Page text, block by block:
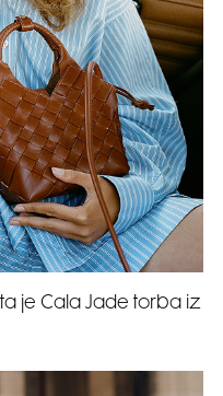
je Cala Jade torba iz